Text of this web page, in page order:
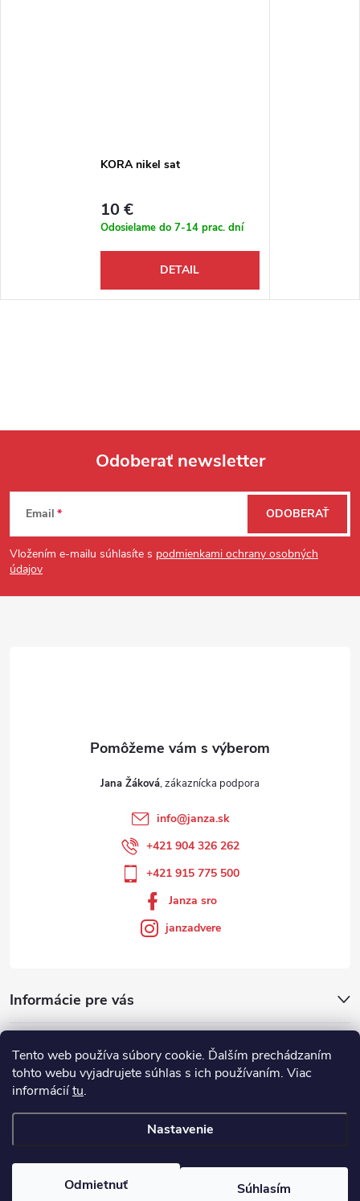
Tento web používa súbory cookie. Ďalším prechádzaním
tohto webu vyjadrujete súhlas s ich používaním. Viac
informáciítu.
Nastavenie
Odmietnuť Súhlasím
KORA nikel sat
10 €
Odosielame do 7-14 prac. dní
DETAIL
Zápätie
Odoberať newsletter
Email
Vložením e-mailu súhlasíte s podmienkami ochrany osobných
údajov
ODOBERAŤ
Informácie pre vás
Jana Žáková
info@janza.sk
+421 904 326 262
+421 915 775 500
Janza sro
janzadvere
Showroom
. Všetky práva vyhradené.